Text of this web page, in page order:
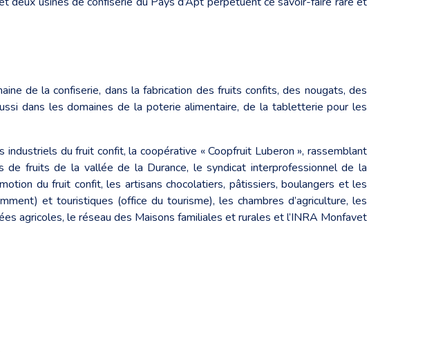
de la confiserie, dans la fabrication des fruits confits, des nougats, des
dans les domaines de la poterie alimentaire, de la tabletterie pour les
du fruit confit, la coopérative « Coopfruit Luberon », rassemblant
fruits de la vallée de la Durance, le syndicat interprofessionnel de la
du fruit confit, les artisans chocolatiers, pâtissiers, boulangers et les
et touristiques (office du tourisme), les chambres d’agriculture, les
agricoles, le réseau des Maisons familiales et rurales et l’INRA Monfavet